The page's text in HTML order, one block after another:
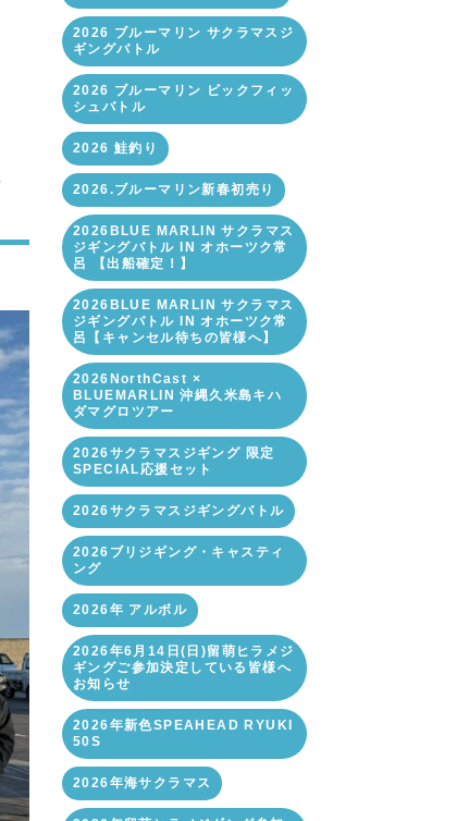
2026 ブルーマリン サクラマスジ
ギングバトル
2026 ブルーマリン ビックフィッ
シュバトル
2026 鮭釣り
2026.ブルーマリン新春初売り
2026BLUE MARLIN サクラマス
ジギングバトル IN オホーツク常
呂 【出船確定！】
2026BLUE MARLIN サクラマス
ジギングバトル IN オホーツク常
呂【キャンセル待ちの皆様へ】
2026NorthCast ×
BLUEMARLIN 沖縄久米島キハ
ダマグロツアー
2026サクラマスジギング 限定
SPECIAL応援セット
2026サクラマスジギングバトル
2026ブリジギング・キャスティ
ング
2026年 アルボル
2026年6月14日(日)留萌ヒラメジ
ギングご参加決定している皆様へ
お知らせ
2026年新色SPEAHEAD RYUKI
50S
2026年海サクラマス